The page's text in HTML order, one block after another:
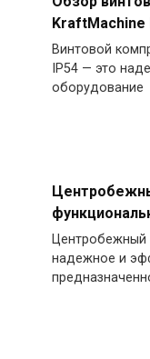
KraftMachine
Винтовой
IP54 — это
оборудование
Центробежный
надежное и